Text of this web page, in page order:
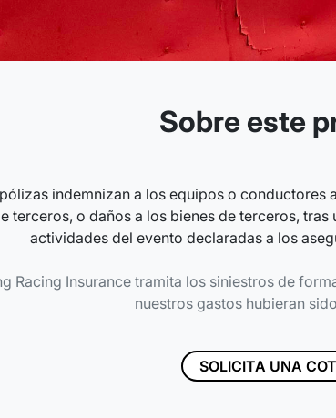
Sobre este
indemnizan a los equipos o
terceros, o daños a los bienes de terceros,
actividades del evento declaradas a los
Racing Insurance tramita los siniestros de
nuestros gastos hubieran
SOLICITA UNA